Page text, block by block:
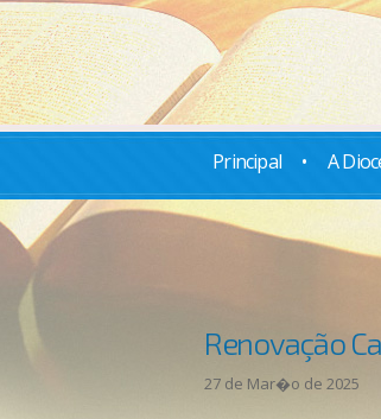
Principal • A
Renovação
27 de Mar�o de 2025